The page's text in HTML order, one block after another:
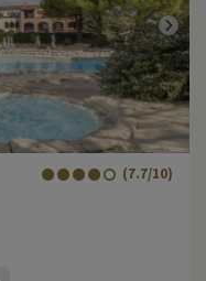
(7.7/10)